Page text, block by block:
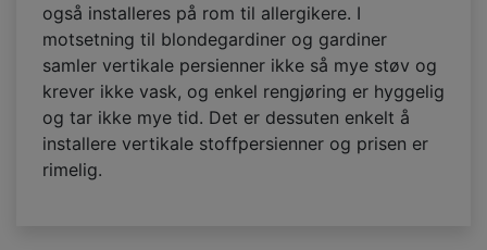
også installeres på rom til allergikere. I
motsetning til blondegardiner og gardiner
samler vertikale persienner ikke så mye støv og
krever ikke vask, og enkel rengjøring er hyggelig
og tar ikke mye tid. Det er dessuten enkelt å
installere vertikale stoffpersienner og prisen er
rimelig.